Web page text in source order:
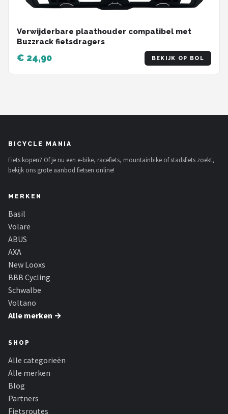
Shimano
Cortina
Alle merken →
Verwijderbare plaathouder compatibel met
Buzzrack fietsdragers
€ 24,90 BEKIJK OP BOL
BICYCLE MANIA
Fiets kopen? Of je nu een e-bike, racefiets, mountainbike of stadsfiets zoekt,
bekijk ons grote aanbod fietsen online!
MERKEN
Basil
Volare
ABUS
AXA
New Looxs
BBB Cycling
Schwalbe
Voltano
Alle merken →
SHOP
Alle categorieën
Alle merken
Blog
Partners
Fietsroutes